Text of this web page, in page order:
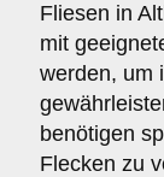
Fliesen in
mit
werden, um
benötigen
Flecken zu